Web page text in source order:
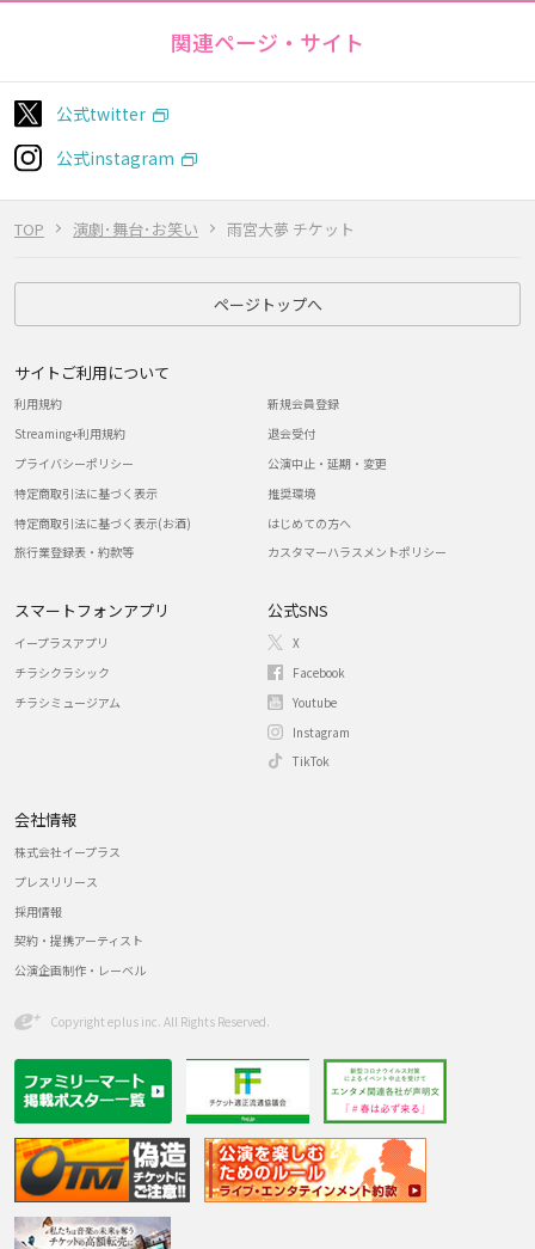
TOP 演劇･舞台･お笑い 雨宮大夢 チケット
関連ページ・サイト
公式twitter
公式instagram
ページトップへ
サイトご利用について
利用規約
Streaming+利用規約
プライバシーポリシー
特定商取引法に基づく表示
特定商取引法に基づく表示(お酒)
旅行業登録表・約款等
新規会員登録
退会受付
公演中止・延期・変更
推奨環境
はじめての方へ
カスタマーハラスメントポリシー
スマートフォンアプリ
イープラスアプリ
チラシクラシック
チラシミュージアム
公式SNS
X
Facebook
Youtube
Instagram
TikTok
会社情報
株式会社イープラス
プレスリリース
採用情報
契約・提携アーティスト
公演企画制作・レーベル
Copyright eplus inc. All Rights Reserved.